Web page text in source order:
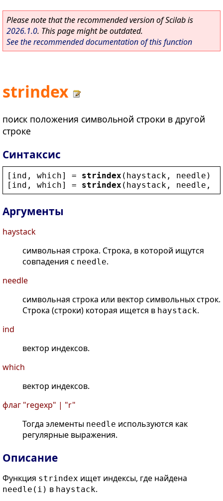
Please note that the recommended version of Scilab is
2026.1.0. This page might be outdated.
See the recommended documentation of this function
strindex
поиск положения символьной строки в другой
строке
Синтаксис
[ ind , which] = strindex ( haystack , needle )
[ ind , which] = strindex ( haystack , needle ,
Аргументы
haystack
символьная строка. Строка, в которой ищутся
совпадения с needle.
needle
символьная строка или вектор символьных строк.
Строка (строки) которая ищется в haystack.
ind
вектор индексов.
which
вектор индексов.
флаг "regexp" | "r"
Тогда элементы needle используются как
регулярные выражения.
Описание
Функция strindex ищет индексы, где найдена
needle(i) в haystack.